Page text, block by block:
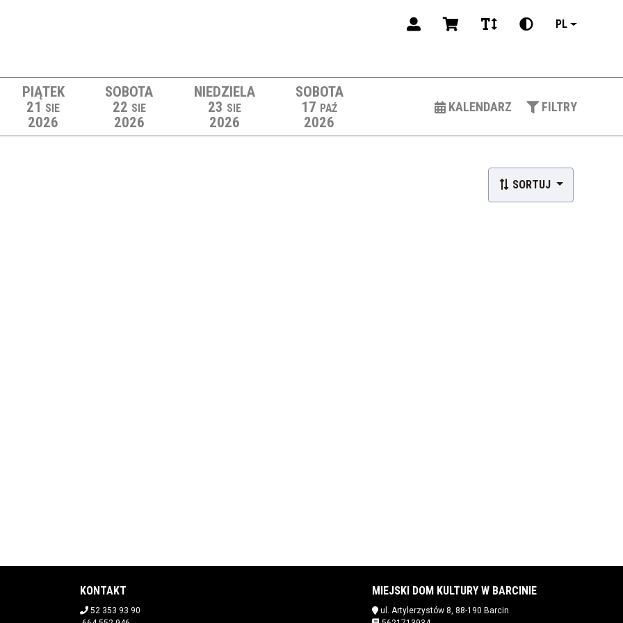
PL
PIĄTEK
21 SIE
2026
SOBOTA
22 SIE
2026
NIEDZIELA
23 SIE
2026
SOBOTA
17 PAŹ
2026
KALENDARZ FILTRY
SORTUJ
KONTAKT
52 353 93 90
MIEJSKI DOM KULTURY W BARCINIE
ul. Artylerzystów 8, 88-190 Barcin